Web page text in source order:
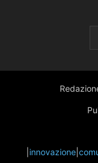
innovazione